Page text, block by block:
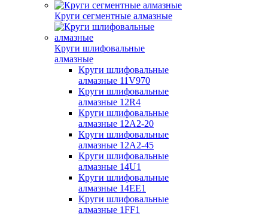
Круги сегментные алмазные
Круги шлифовальные
алмазные
Круги шлифовальные
алмазные 11V970
Круги шлифовальные
алмазные 12R4
Круги шлифовальные
алмазные 12А2-20
Круги шлифовальные
алмазные 12А2-45
Круги шлифовальные
алмазные 14U1
Круги шлифовальные
алмазные 14ЕЕ1
Круги шлифовальные
алмазные 1FF1